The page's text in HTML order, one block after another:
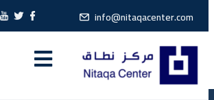
info@nitaqacenter.com